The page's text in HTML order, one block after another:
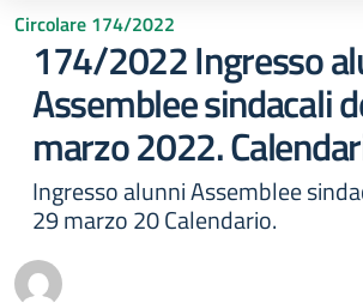
Circolare 174/2022
174/2022 Ingresso
Assemblee sindacali
marzo 2022.
Ingresso alunni Assemblee
29 marzo 20 Calendario.